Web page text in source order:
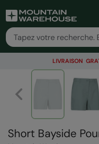
LIVRAISON
Short Bayside